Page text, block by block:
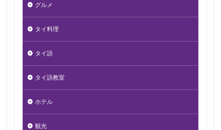
グルメ
タイ料理
タイ語
タイ語教室
ホテル
観光